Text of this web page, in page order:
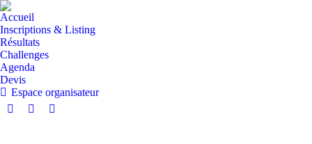
Accueil
Inscriptions & Listing
Résultats
Challenges
Agenda
Devis
Espace organisateur